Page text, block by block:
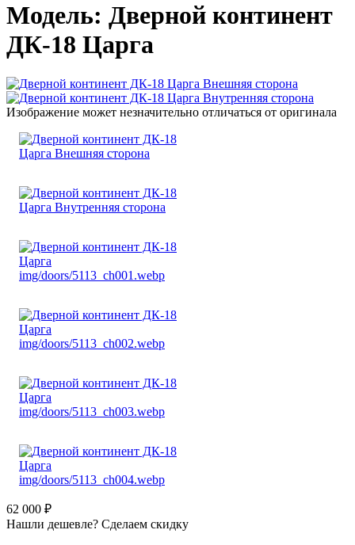
Модель: Дверной континент
ДК-18 Царга
Изображение может незначительно отличаться от оригинала
62 000 ₽
Нашли дешевле? Сделаем скидку